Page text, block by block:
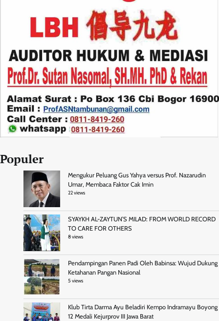
Populer
Mengukur Peluang Gus Yahya versus Prof. Nazarudin
Umar, Membaca Faktor Cak Imin
22 views
SYAYKH AL-ZAYTUN’S MILAD: FROM WORLD RECORD
TO CARE FOR OTHERS
8 views
Pendampingan Panen Padi Oleh Babinsa: Wujud Dukung
Ketahanan Pangan Nasional
5 views
Klub Tirta Darma Ayu Beladiri Kempo Indramayu Boyong
12 Medali Kejurprov III Jawa Barat